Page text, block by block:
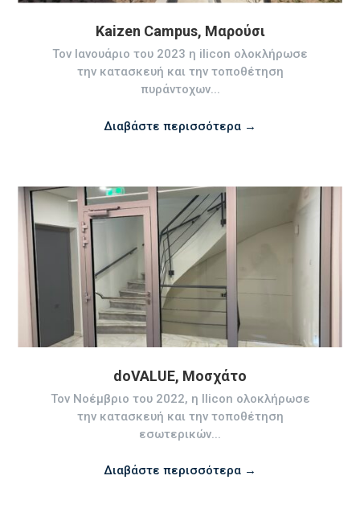
Kaizen Campus, Μαρούσι
Τον Ιανουάριο του 2023 η ilicon ολοκλήρωσε
την κατασκευή και την τοποθέτηση
πυράντοχων...
Διαβάστε περισσότερα →
doVALUE, Μοσχάτο
Τον Νοέμβριο του 2022, η Ilicon ολοκλήρωσε
την κατασκευή και την τοποθέτηση
εσωτερικών...
Διαβάστε περισσότερα →